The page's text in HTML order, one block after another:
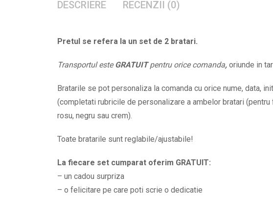
DESCRIERE RECENZII (0)
Pretul se refera la un set de 2 bratari.
Transportul esteGRATUITpentru orice comanda, oriunde in
Bratarile se pot personaliza la comanda cu orice nume, data,
(completati rubricile de personalizare a ambelor bratari
rosu, negru sau crem).
Toate bratarile sunt reglabile/ajustabile!
La fiecare set cumparat oferim GRATUIT:
– un cadou surpriza
– o felicitare pe care poti scrie o dedicatie